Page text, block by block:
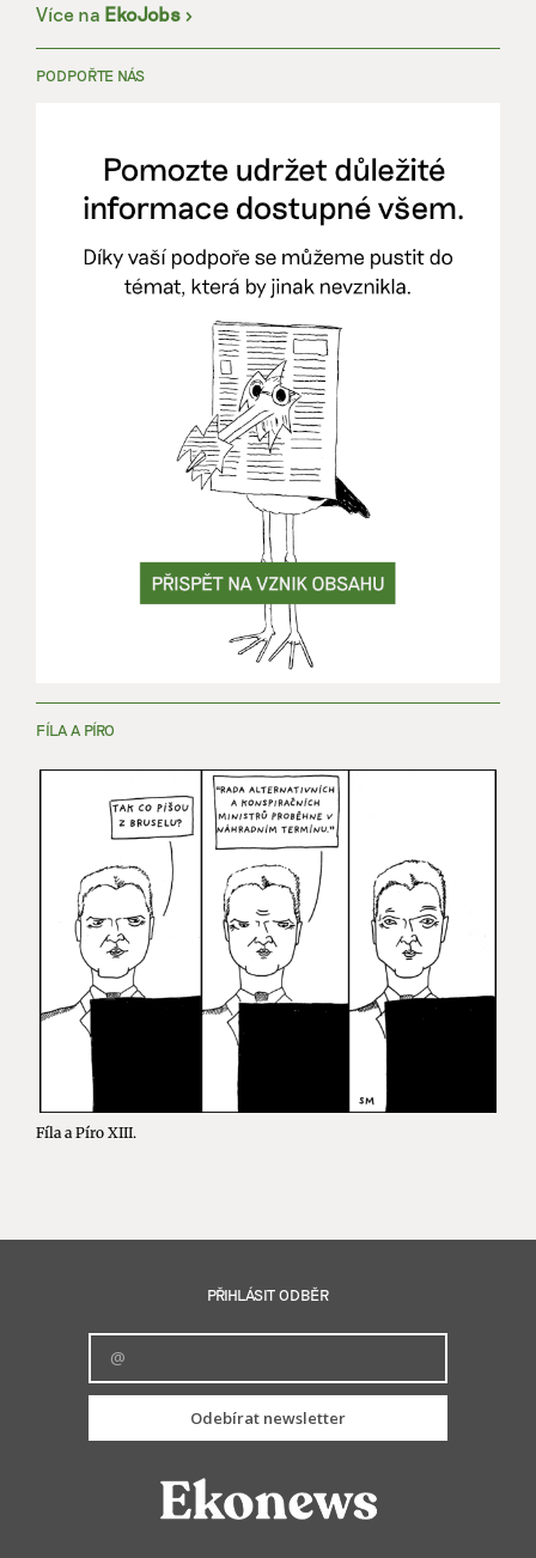
Více na EkoJobs >
PODPOŘTE NÁS
FÍLA A PÍRO
Fíla a Píro XIII.
PŘIHLÁSIT ODBĚR
Odebírat newsletter